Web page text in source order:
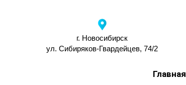
г. Новосибирск
ул. Сибиряков-Гвардейцев, 74/2
Главная